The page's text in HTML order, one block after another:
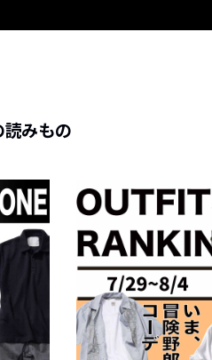
読みもの